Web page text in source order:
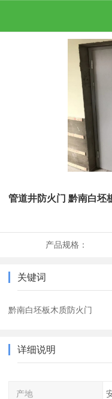
管道井防火门 黔南白坯
产品规格：
关键词
黔南白坯板木质防火门
详细说明
产地